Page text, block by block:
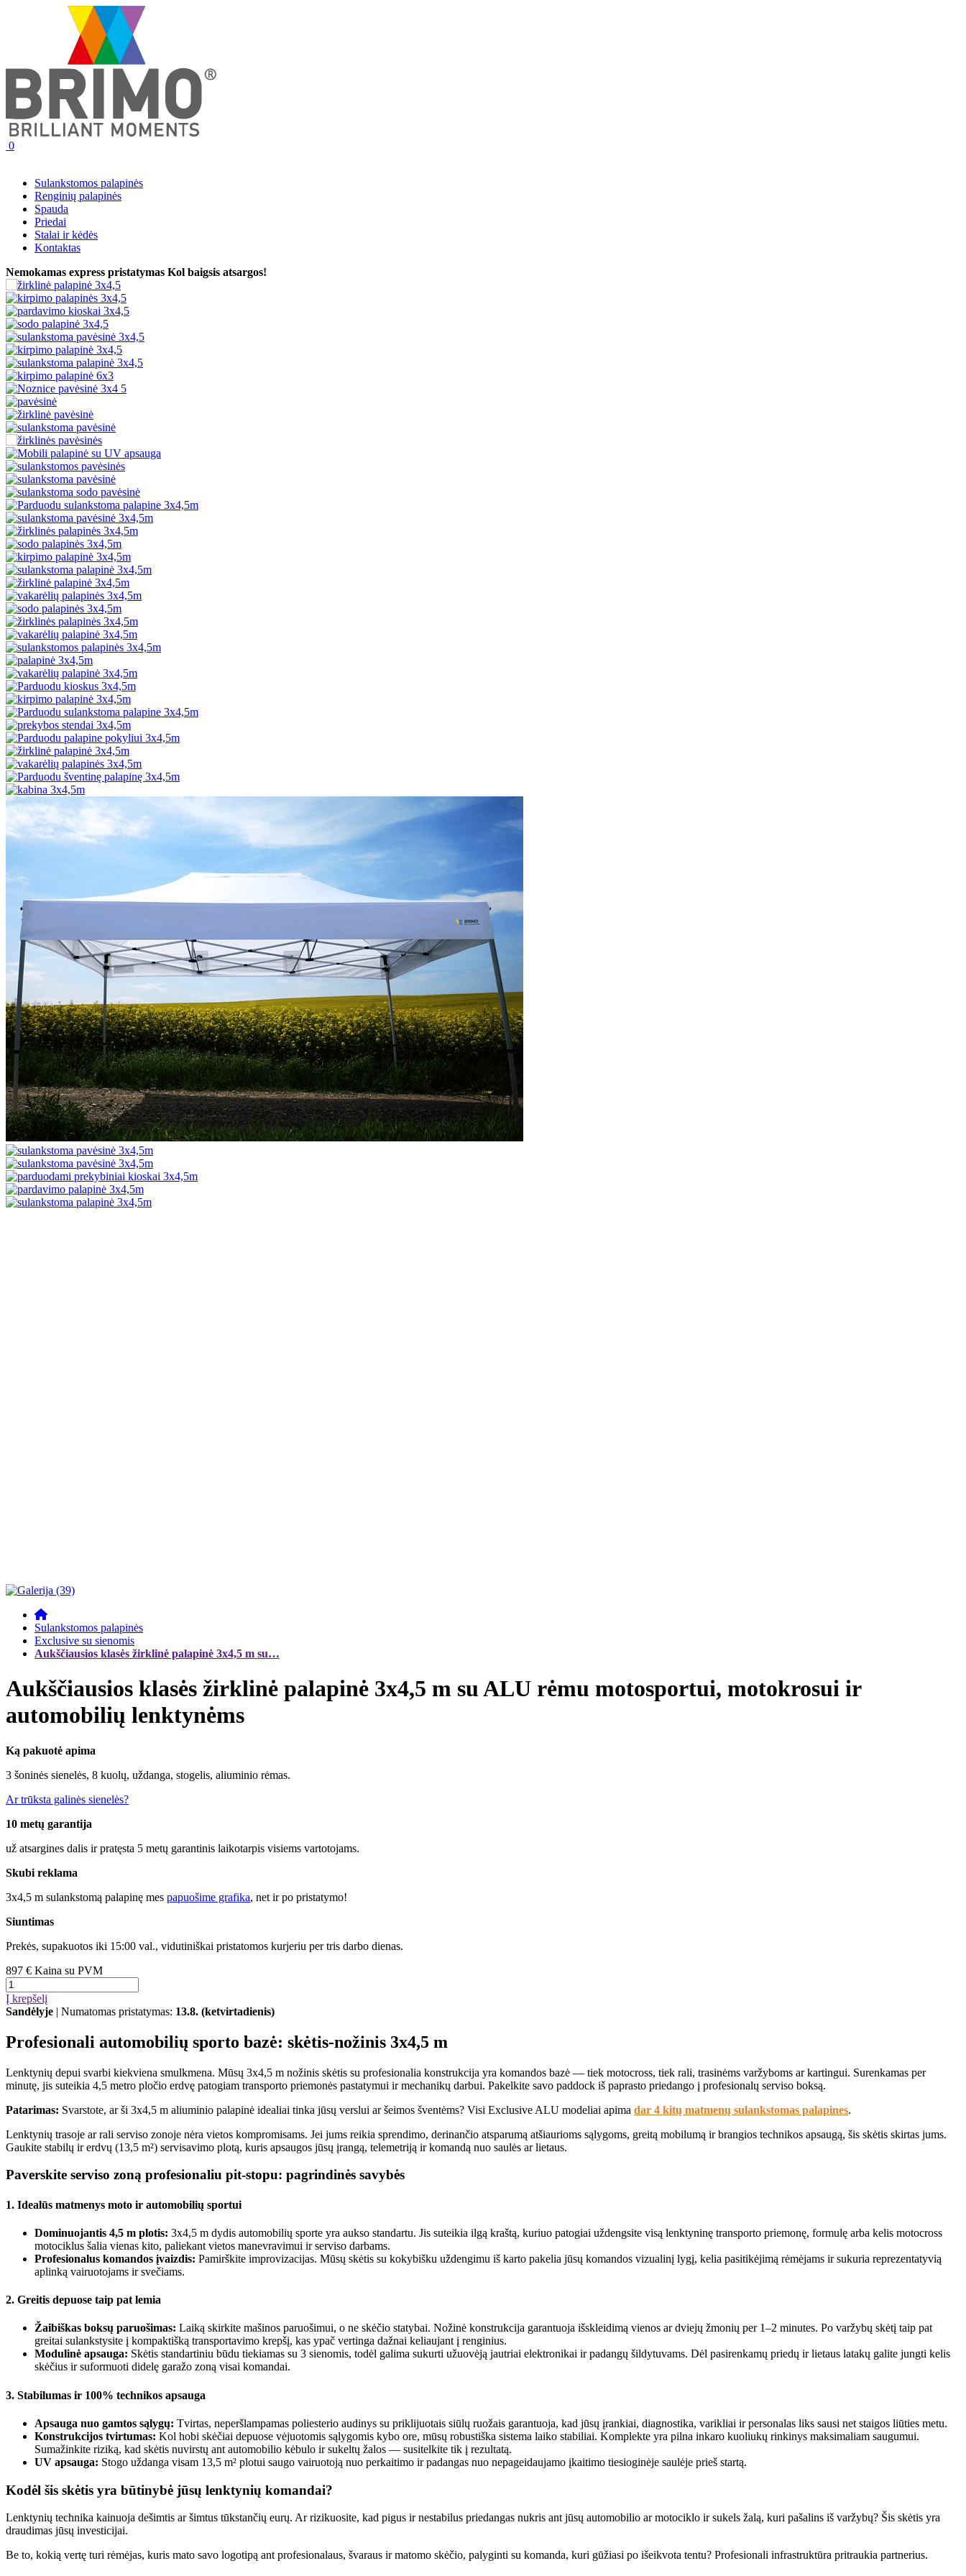
0
Sulankstomos palapinės
Renginių palapinės
Spauda
Priedai
Stalai ir kėdės
Kontaktas
Nemokamas express pristatymas Kol baigsis atsargos!
Sulankstomos palapinės
Exclusive su sienomis
Aukščiausios klasės žirklinė palapinė 3x4,5 m su…
Aukščiausios klasės žirklinė palapinė 3x4,5 m su ALU rėmu motosportui, motokrosui ir
automobilių lenktynėms
Ką pakuotė apima
3 šoninės sienelės, 8 kuolų, uždanga, stogelis, aliuminio rėmas.
Ar trūksta galinės sienelės?
10 metų garantija
už atsargines dalis ir pratęsta 5 metų garantinis laikotarpis visiems vartotojams.
Skubi reklama
3x4,5 m sulankstomą palapinę mes papuošime grafika, net ir po pristatymo!
Siuntimas
Prekės, supakuotos iki 15:00 val., vidutiniškai pristatomos kurjeriu per tris darbo dienas.
897 € Kaina su PVM
Į krepšelį
Sandėlyje | Numatomas pristatymas: 13.8. (ketvirtadienis)
Profesionali automobilių sporto bazė: skėtis-nožinis 3x4,5 m
Lenktynių depui svarbi kiekviena smulkmena. Mūsų 3x4,5 m nožinis skėtis su profesionalia konstrukcija yra komandos bazė — tiek motocross, tiek rali, trasinėms varžyboms ar kartingui. Surenkamas per
minutę, jis suteikia 4,5 metro pločio erdvę patogiam transporto priemonės pastatymui ir mechanikų darbui. Pakelkite savo paddock iš paprasto priedango į profesionalų serviso boksą.
Patarimas: Svarstote, ar ši 3x4,5 m aliuminio palapinė idealiai tinka jūsų verslui ar šeimos šventėms? Visi Exclusive ALU modeliai apima dar 4 kitų matmenų sulankstomas palapines.
Lenktynių trasoje ar rali serviso zonoje nėra vietos kompromisams. Jei jums reikia sprendimo, derinančio atsparumą atšiaurioms sąlygoms, greitą mobilumą ir brangios technikos apsaugą, šis skėtis skirtas jums.
Gaukite stabilų ir erdvų (13,5 m²) servisavimo plotą, kuris apsaugos jūsų įrangą, telemetriją ir komandą nuo saulės ar lietaus.
Paverskite serviso zoną profesionaliu pit-stopu: pagrindinės savybės
1. Idealūs matmenys moto ir automobilių sportui
Dominuojantis 4,5 m plotis: 3x4,5 m dydis automobilių sporte yra aukso standartu. Jis suteikia ilgą kraštą, kuriuo patogiai uždengsite visą lenktyninę transporto priemonę, formulę arba kelis motocross
motociklus šalia vienas kito, paliekant vietos manevravimui ir serviso darbams.
Profesionalus komandos įvaizdis: Pamirškite improvizacijas. Mūsų skėtis su kokybišku uždengimu iš karto pakelia jūsų komandos vizualinį lygį, kelia pasitikėjimą rėmėjams ir sukuria reprezentatyvią
aplinką vairuotojams ir svečiams.
2. Greitis depuose taip pat lemia
Žaibiškas boksų paruošimas: Laiką skirkite mašinos paruošimui, o ne skėčio statybai. Nožinė konstrukcija garantuoja išskleidimą vienos ar dviejų žmonių per 1–2 minutes. Po varžybų skėtį taip pat
greitai sulankstysite į kompaktišką transportavimo krepšį, kas ypač vertinga dažnai keliaujant į renginius.
Modulinė apsauga: Skėtis standartiniu būdu tiekiamas su 3 sienomis, todėl galima sukurti užuovėją jautriai elektronikai ir padangų šildytuvams. Dėl pasirenkamų priedų ir lietaus latakų galite jungti kelis
skėčius ir suformuoti didelę garažo zoną visai komandai.
3. Stabilumas ir 100% technikos apsauga
Apsauga nuo gamtos sąlygų: Tvirtas, neperšlampamas poliesterio audinys su priklijuotais siūlų ruožais garantuoja, kad jūsų įrankiai, diagnostika, varikliai ir personalas liks sausi net staigos liūties metu.
Konstrukcijos tvirtumas: Kol hobi skėčiai depuose vėjuotomis sąlygomis kybo ore, mūsų robustiška sistema laiko stabiliai. Komplekte yra pilna inkaro kuoliukų rinkinys maksimaliam saugumui.
Sumažinkite riziką, kad skėtis nuvirstų ant automobilio kėbulo ir sukeltų žalos — susitelkite tik į rezultatą.
UV apsauga: Stogo uždanga visam 13,5 m² plotui saugo vairuotoją nuo perkaitimo ir padangas nuo nepageidaujamo įkaitimo tiesioginėje saulėje prieš startą.
Kodėl šis skėtis yra būtinybė jūsų lenktynių komandai?
Lenktynių technika kainuoja dešimtis ar šimtus tūkstančių eurų. Ar rizikuosite, kad pigus ir nestabilus priedangas nukris ant jūsų automobilio ar motociklo ir sukels žalą, kuri pašalins iš varžybų? Šis skėtis yra
draudimas jūsų investicijai.
Be to, kokią vertę turi rėmėjas, kuris mato savo logotipą ant profesionalaus, švaraus ir matomo skėčio, palyginti su komanda, kuri gūžiasi po išeikvota tentu? Profesionali infrastruktūra pritraukia partnerius.